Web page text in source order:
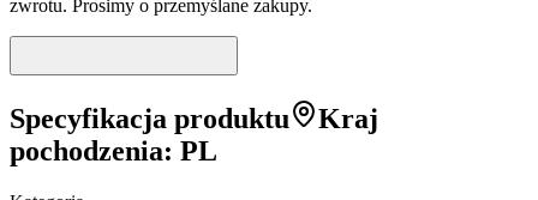
zwrotu. Prosimy o przemyślane zakupy.
Specyfikacja produktu
Kraj
pochodzenia: PL